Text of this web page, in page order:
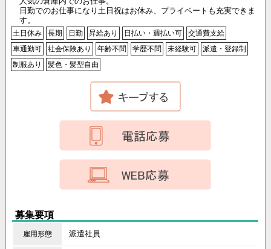
日勤でのお仕事になり土日祝はお休み、プライベートも充実できま
す。
土日休み 長期 日勤 昇給あり 日払い・週払い可
交通費支給
車通勤可
社会保険あり 年齢不問 学歴不問 未経験可
派遣・登録制
制服あり
髪色・髪型自由
募集要項
雇用形態 派遣社員